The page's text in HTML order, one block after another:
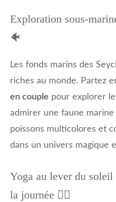
Exploration sous-
🐠
Les fonds marins des
riches au monde. Partez
en couple pour explorer
admirer une faune marine
poissons multicolores et
dans un univers magique
Yoga au lever du
la journée 🧘‍♂️